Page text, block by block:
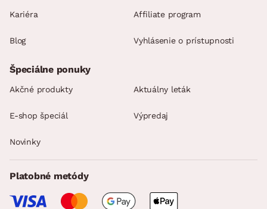
Kariéra
Blog
Affiliate program
Vyhlásenie o prístupnosti
Špeciálne ponuky
Akčné produkty Aktuálny leták
E-shop špeciál Výpredaj
Novinky
Platobné metódy